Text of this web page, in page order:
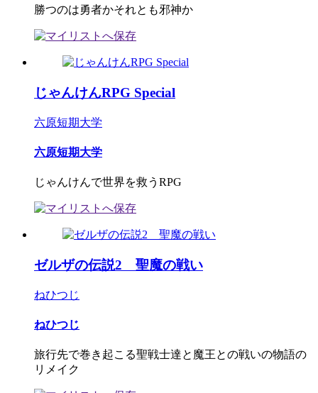
勝つのは勇者かそれとも邪神か
じゃんけんRPG Special
六原短期大学
六原短期大学
じゃんけんで世界を救うRPG
ゼルザの伝説2 聖魔の戦い
ねひつじ
ねひつじ
旅行先で巻き起こる聖戦士達と魔王との戦いの物語の
リメイク